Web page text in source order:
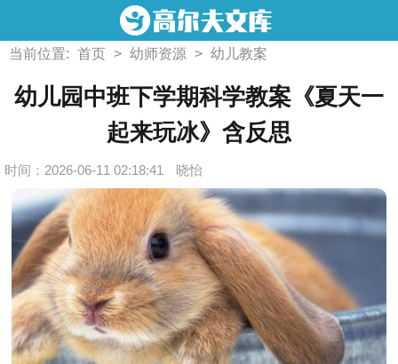
当前位置: 首页 > 幼师资源 > 幼儿教案
幼儿园中班下学期科学教案《夏天一
起来玩冰》含反思
时间：2026-06-11 02:18:41 晓怡